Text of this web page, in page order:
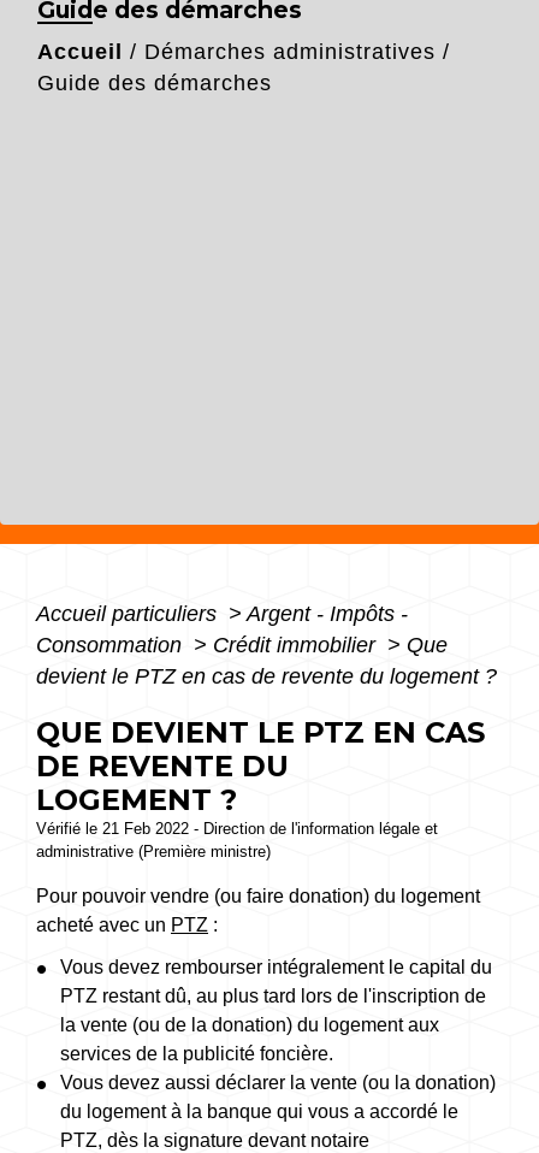
Guide des démarches
Accueil / Démarches administratives /
Guide des démarches
Accueil particuliers > Argent - Impôts -
Consommation > Crédit immobilier > Que
devient le PTZ en cas de revente du logement ?
QUE DEVIENT LE PTZ EN CAS
DE REVENTE DU
LOGEMENT ?
Vérifié le 21 Feb 2022 - Direction de l'information légale et
administrative (Première ministre)
Pour pouvoir vendre (ou faire donation) du logement
acheté avec un PTZ :
Vous devez rembourser intégralement le capital du
PTZ restant dû, au plus tard lors de l'inscription de
la vente (ou de la donation) du logement aux
services de la publicité foncière.
Vous devez aussi déclarer la vente (ou la donation)
du logement à la banque qui vous a accordé le
PTZ, dès la signature devant notaire